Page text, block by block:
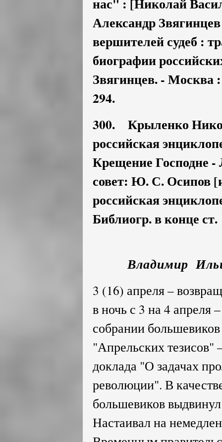
Александр
вершителей судеб :
биографии
Звягинцев. - Москва
294.
300. Крыленко
российская
Крещение Господне -
совет: Ю. С. Осипов
российская
Библиогр. в конце ст.
Владимир
3 (16) апреля –
в ночь с 3 на 4 апреля
собрании
"Апрельских тезисов"
доклада "О задачах
революции". В
большевиков
Настаивал на